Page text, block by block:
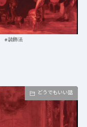
#装飾法
どうでもいい話